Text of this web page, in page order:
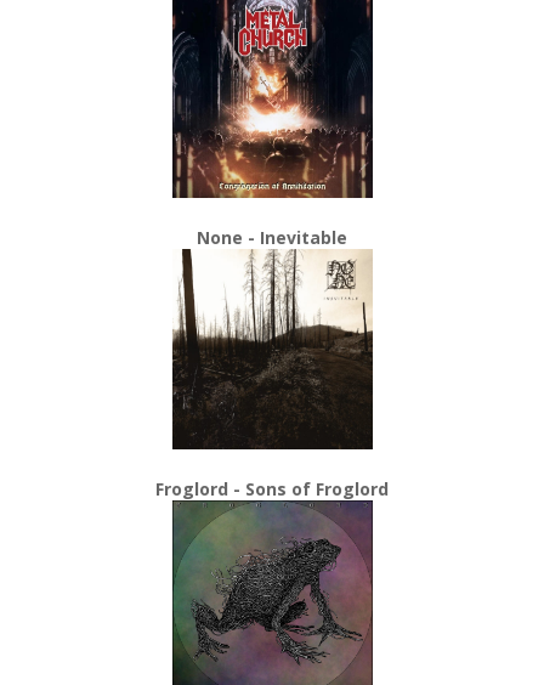
None - Inevitable
Froglord - Sons of Froglord